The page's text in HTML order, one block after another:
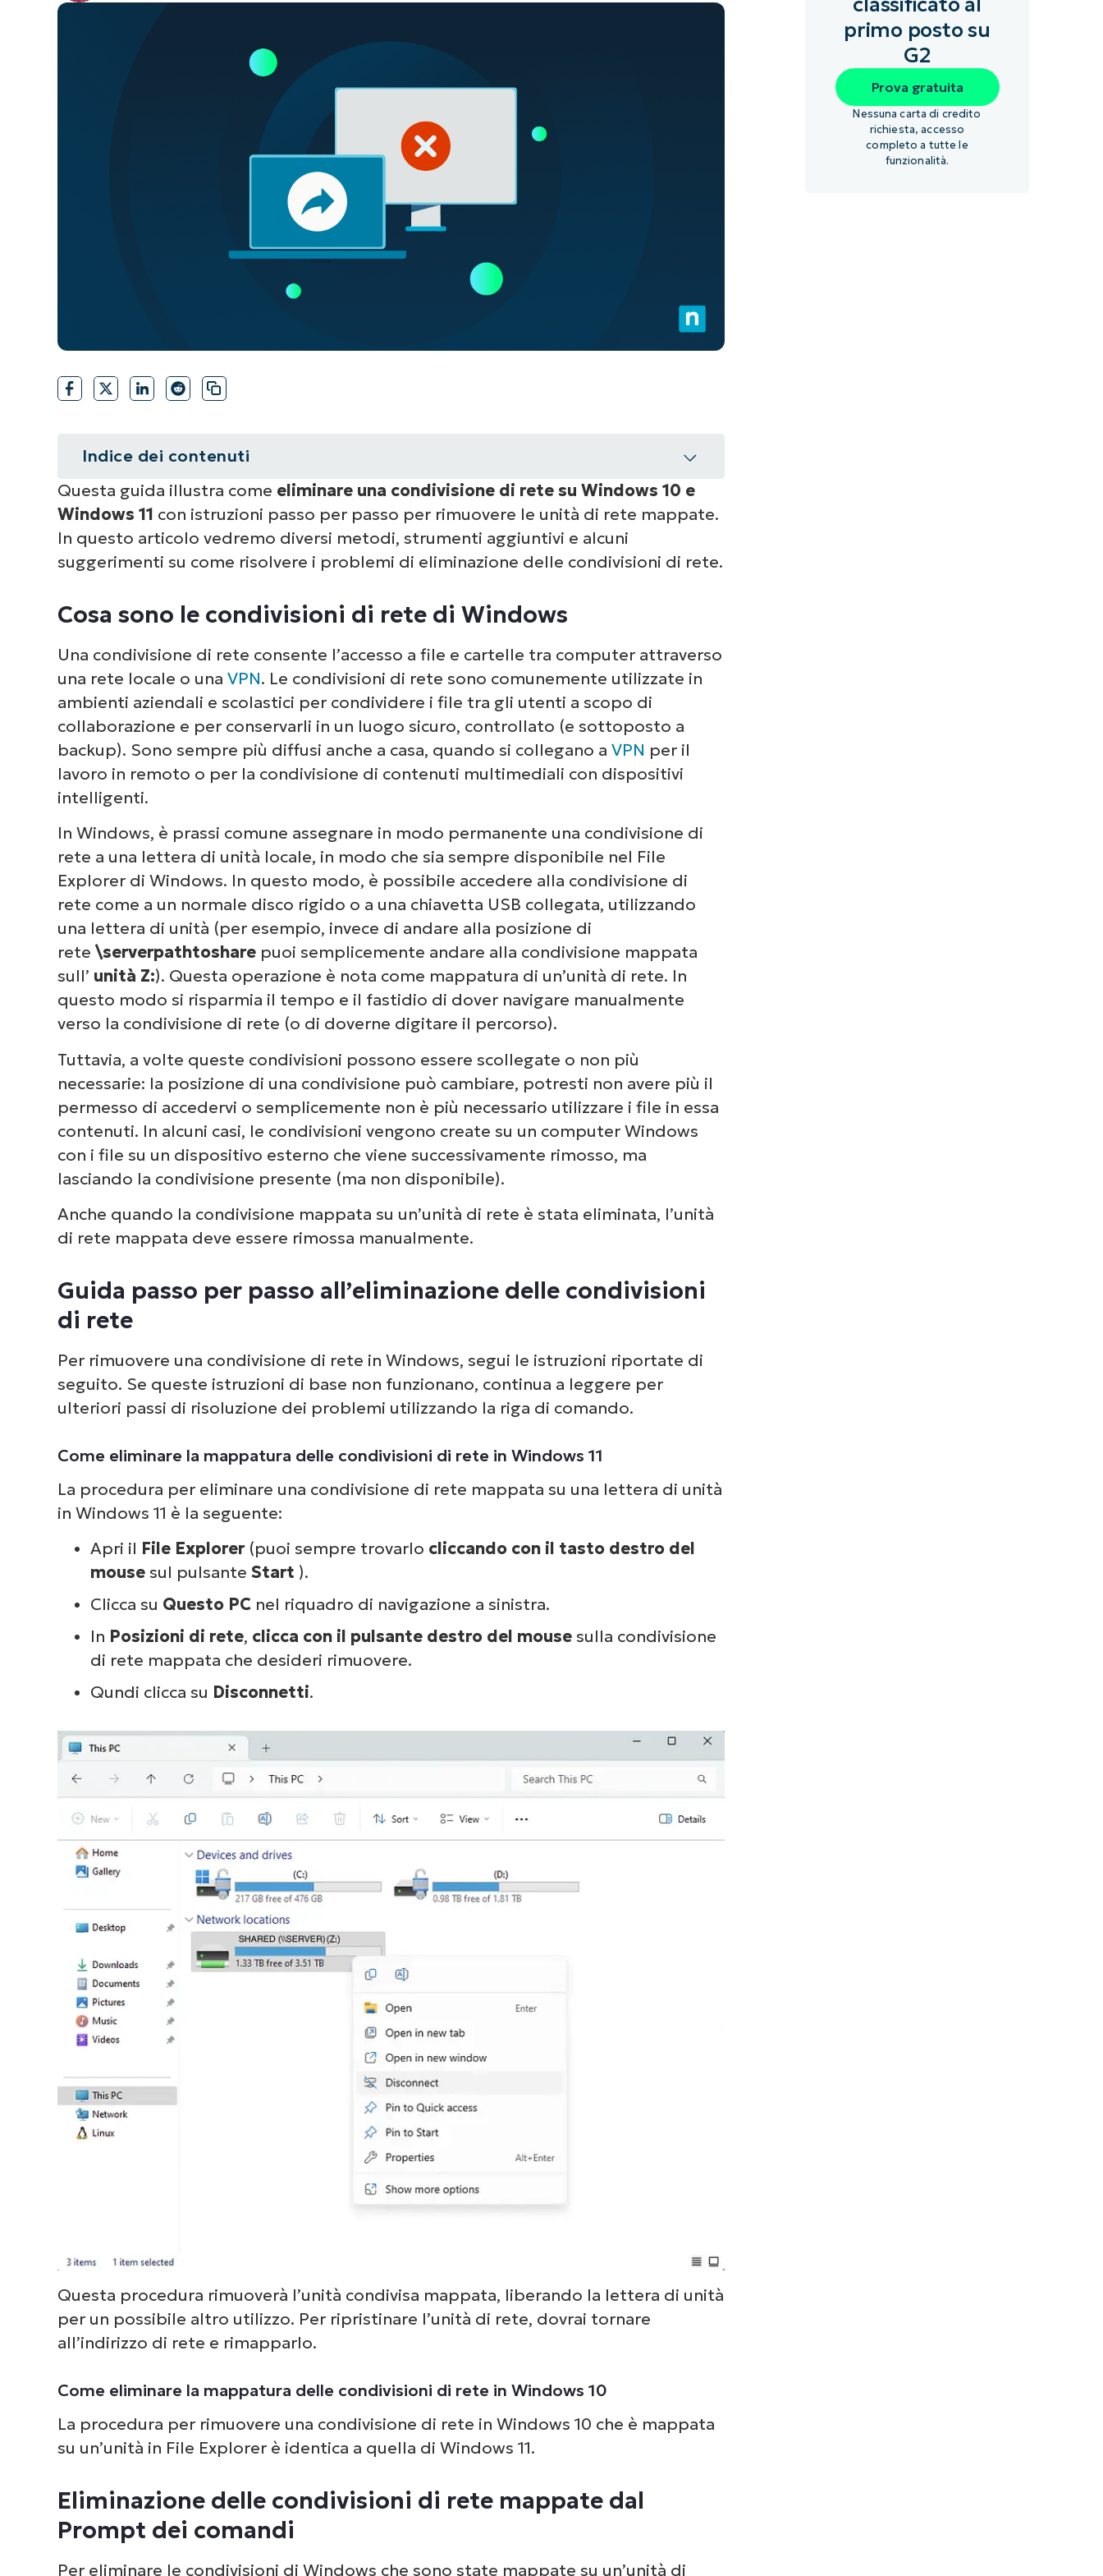
Indice dei contenuti
Riepilogo
Cosa sono le condivisioni di rete di Windows
Guida passo per passo all’eliminazione delle condivisioni di rete
Eliminazione delle condivisioni di rete mappate dal Prompt dei comandi
Eliminazione delle condivisioni di rete mappate da PowerShell
Eliminazione dei collegamenti alle condivisioni di rete
Risoluzione dei problemi di eliminazione delle condivisioni di rete
Gestione e protezione efficiente delle condivisioni Windows anche su larga
scala
Questa guida illustra come eliminare una condivisione di rete su Windows 10 e
Windows 11 con istruzioni passo per passo per rimuovere le unità di rete mappate.
In questo articolo vedremo diversi metodi, strumenti aggiuntivi e alcuni
suggerimenti su come risolvere i problemi di eliminazione delle condivisioni di rete.
Cosa sono le condivisioni di rete di Windows
Una condivisione di rete consente l’accesso a file e cartelle tra computer attraverso
una rete locale o una VPN. Le condivisioni di rete sono comunemente utilizzate in
ambienti aziendali e scolastici per condividere i file tra gli utenti a scopo di
collaborazione e per conservarli in un luogo sicuro, controllato (e sottoposto a
backup). Sono sempre più diffusi anche a casa, quando si collegano a VPN per il
lavoro in remoto o per la condivisione di contenuti multimediali con dispositivi
intelligenti.
In Windows, è prassi comune assegnare in modo permanente una condivisione di
rete a una lettera di unità locale, in modo che sia sempre disponibile nel File
Explorer di Windows. In questo modo, è possibile accedere alla condivisione di
rete come a un normale disco rigido o a una chiavetta USB collegata, utilizzando
una lettera di unità (per esempio, invece di andare alla posizione di
rete \serverpathtosharepuoi semplicemente andare alla condivisione mappata
sull’ unità Z:). Questa operazione è nota come mappatura di un’unità di rete. In
questo modo si risparmia il tempo e il fastidio di dover navigare manualmente
verso la condivisione di rete (o di doverne digitare il percorso).
Tuttavia, a volte queste condivisioni possono essere scollegate o non più
necessarie: la posizione di una condivisione può cambiare, potresti non avere più il
permesso di accedervi o semplicemente non è più necessario utilizzare i file in essa
contenuti. In alcuni casi, le condivisioni vengono create su un computer Windows
con i file su un dispositivo esterno che viene successivamente rimosso, ma
lasciando la condivisione presente (ma non disponibile).
Anche quando la condivisione mappata su un’unità di rete è stata eliminata, l’unità
di rete mappata deve essere rimossa manualmente.
Guida passo per passo all’eliminazione delle condivisioni
di rete
Per rimuovere una condivisione di rete in Windows, segui le istruzioni riportate di
seguito. Se queste istruzioni di base non funzionano, continua a leggere per
ulteriori passi di risoluzione dei problemi utilizzando la riga di comando.
Come eliminare la mappatura delle condivisioni di rete in Windows 11
La procedura per eliminare una condivisione di rete mappata su una lettera di unità
in Windows 11 è la seguente:
Apri il File Explorer(puoi sempre trovarlo cliccando con il tasto destro del
mousesul pulsante Start ).
Clicca su Questo PCnel riquadro di navigazione a sinistra.
In Posizioni di rete, clicca con il pulsante destro del mousesulla condivisione
di rete mappata che desideri rimuovere.
Qundi clicca su Disconnetti.
Questa procedura rimuoverà l’unità condivisa mappata, liberando la lettera di unità
per un possibile altro utilizzo. Per ripristinare l’unità di rete, dovrai tornare
all’indirizzo di rete e rimapparlo.
Come eliminare la mappatura delle condivisioni di rete in Windows 10
La procedura per rimuovere una condivisione di rete in Windows 10 che è mappata
su un’unità in File Explorer è identica a quella di Windows 11.
Eliminazione delle condivisioni di rete mappate dal
Prompt dei comandi
Per eliminare le condivisioni di Windows che sono state mappate su un’unità di
primo posto su
G2
Prova gratuita
Nessuna carta di credito
richiesta, accesso
completo a tutte le
funzionalità.
Guarda NinjaOne in
azione
come NinjaOne semplifica attività IT come la gestione
degli endpoint, il patching, l’MDM, il ticketing e altro